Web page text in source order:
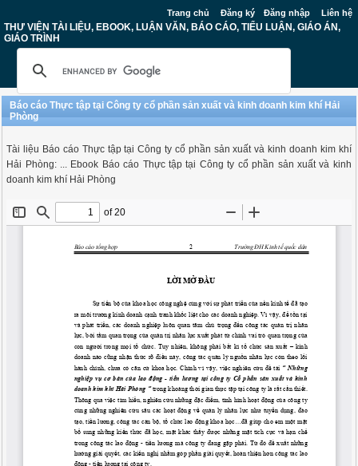
Trang chủ Đăng ký Đăng nhập Liên hệ
THƯ VIỆN TÀI LIỆU, EBOOK, LUẬN VĂN, BÁO CÁO, TIỂU LUẬN, GIÁO ÁN,
GIÁO TRÌNH
Báo cáo Thực tập tại Công ty cổ phần sản xuất và kinh doanh kim khí Hải
Phòng
Tài liệu Báo cáo Thực tập tại Công ty cổ phần sản xuất và kinh doanh kim khí
Hải Phòng: ... Ebook Báo cáo Thực tập tại Công ty cổ phần sản xuất và kinh
doanh kim khí Hải Phòng